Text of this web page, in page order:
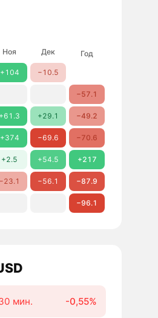
Ноя Дек Год
+104 −10.5
−57.1
+61.3 +29.1 −49.2
+374 −69.6 −70.6
+2.5 +54.5 +217
−23.1 −56.1 −87.9
−96.1
мин. -0,55%